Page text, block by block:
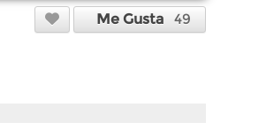
Me Gusta 49